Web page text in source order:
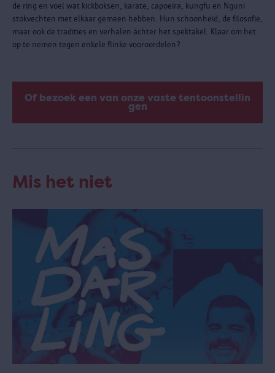
de ring en voel wat kickboksen, karate, capoeira, kungfu en Nguni
stokvechten met elkaar gemeen hebben. Hun schoonheid, de filosofie,
maar ook de tradities en verhalen áchter het spektakel. Klaar om het
op te nemen tegen enkele flinke vooroordelen?
Of bezoek een van onze vaste tentoonstellin
gen
Mis het niet